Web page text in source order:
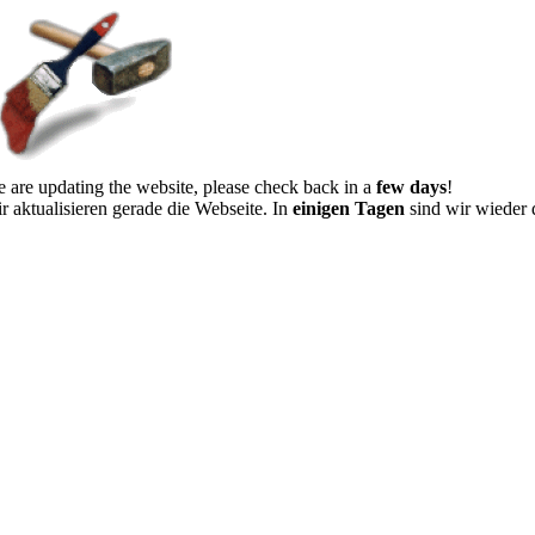
are updating the website, please check back in a few days!
aktualisieren gerade die Webseite. In einigen Tagen sind wir wieder